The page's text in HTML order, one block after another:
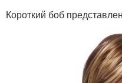
Короткий боб